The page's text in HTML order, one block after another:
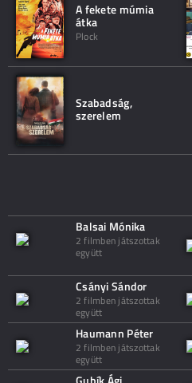
A fekete múmia
átka
Plock
Szabadság,
szerelem
Balsai Mónika
2 filmben játszottak
együtt
Csányi Sándor
2 filmben játszottak
együtt
Haumann Péter
2 filmben játszottak
együtt